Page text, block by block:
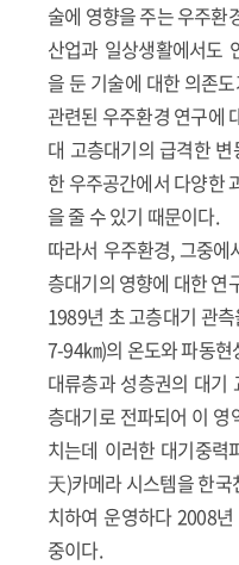
술에 영향을 주는 우주환
산업과 일상생활에서도
을 둔 기술에 대한 의존
관련된 우주환경 연구에
대 고층대기의 급격한
한 우주공간에서 다양한
을 줄 수 있기 때문이다.
따라서 우주환경, 그중
층대기의 영향에 대한 연
1989년 초 고층대기 관
7-94㎞)의 온도와 파동
대류층과 성층권의 대기
층대기로 전파되어 이
치는데 이러한 대기중
天)카메라 시스템을 한
치하여 운영하다 2008
중이다.